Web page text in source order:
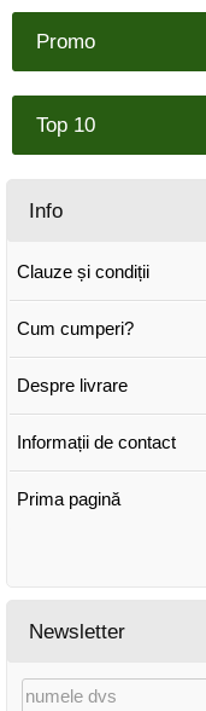
Promo
Top 10
Info
Clauze și condiții
Cum cumperi?
Despre livrare
Informații de contact
Prima pagină
Newsletter